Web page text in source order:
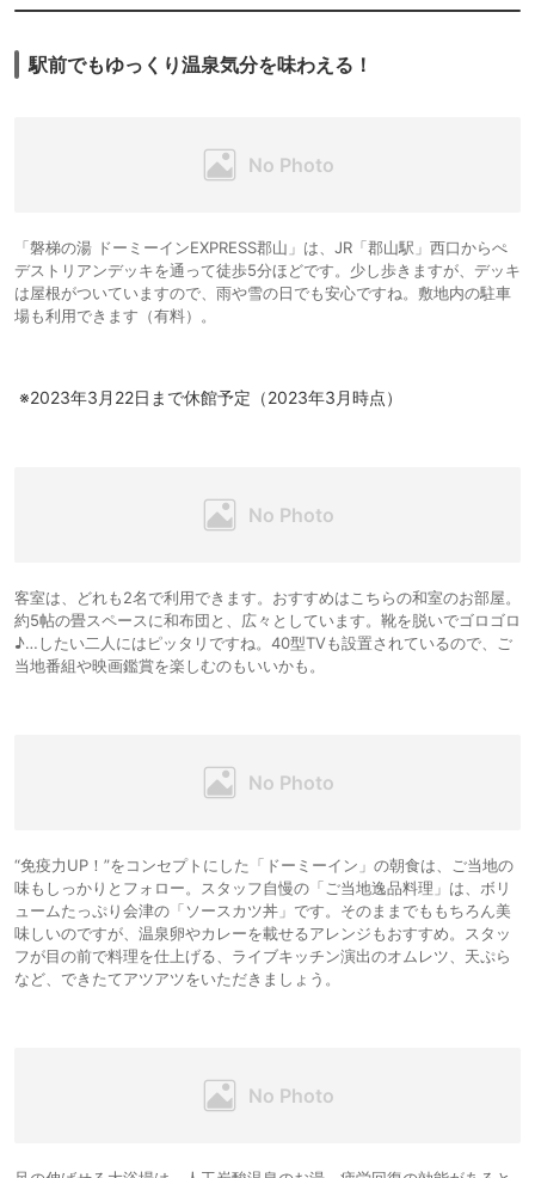
駅前でもゆっくり温泉気分を味わえる！
「磐梯の湯 ドーミーインEXPRESS郡山」は、JR「郡山駅」西口からぺ
デストリアンデッキを通って徒歩5分ほどです。少し歩きますが、デッキ
は屋根がついていますので、雨や雪の日でも安心ですね。敷地内の駐車
場も利用できます（有料）。
※2023年3月22日まで休館予定（2023年3月時点）
客室は、どれも2名で利用できます。おすすめはこちらの和室のお部屋。
約5帖の畳スペースに和布団と、広々としています。靴を脱いでゴロゴロ
♪…したい二人にはピッタリですね。40型TVも設置されているので、ご
当地番組や映画鑑賞を楽しむのもいいかも。
“免疫力UP！”をコンセプトにした「ドーミーイン」の朝食は、ご当地の
味もしっかりとフォロー。スタッフ自慢の「ご当地逸品料理」は、ボリ
ュームたっぷり会津の「ソースカツ丼」です。そのままでももちろん美
味しいのですが、温泉卵やカレーを載せるアレンジもおすすめ。スタッ
フが目の前で料理を仕上げる、ライブキッチン演出のオムレツ、天ぷら
など、できたてアツアツをいただきましょう。